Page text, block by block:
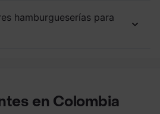
hamburgueserías para
en Colombia